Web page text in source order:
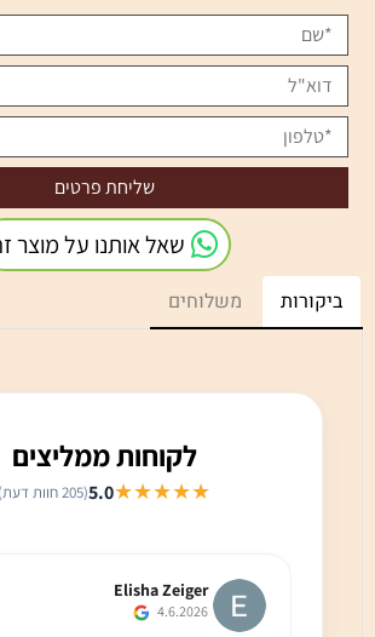
שאל אותנו על מוצר
ביקורות משלוחים
לקוחות ממליצים
★★★★★
5.0(205 חוות דעת)
Elisha Zeiger
4.6.2026